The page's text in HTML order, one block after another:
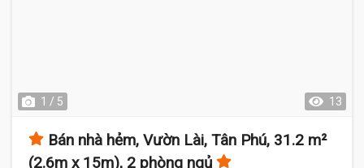
1 / 5 13
Bán nhà hẻm, Vườn Lài, Tân Phú, 31.2 m²
(2.6m x 15m), 2 phòng ngủ